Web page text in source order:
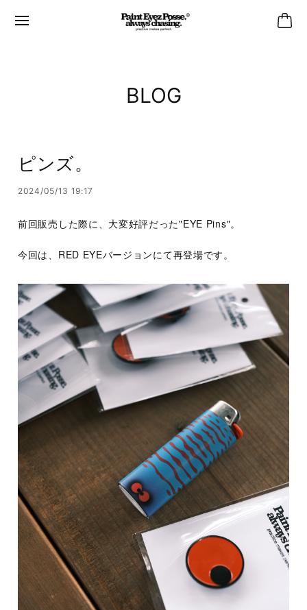
BLOG
ピンズ。
2024/05/13 19:17
前回販売した際に、大変好評だった"EYE Pins"。
今回は、RED EYEバージョンにて再登場です。